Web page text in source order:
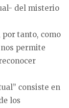
del misterio
por tanto, como
permite
consiste en
los